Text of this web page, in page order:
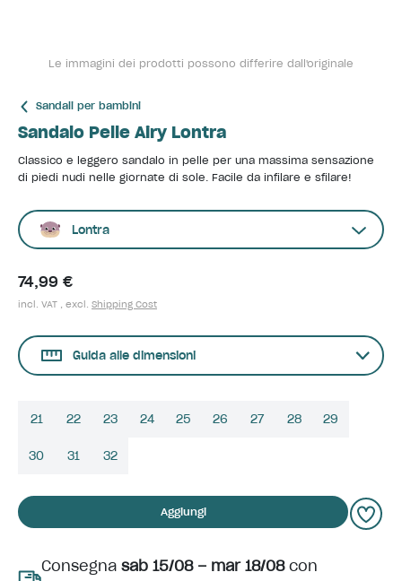
Le immagini dei prodotti possono differire dall'originale
Sandali per bambini
Sandalo Pelle Airy Lontra
Classico e leggero sandalo in pelle per una massima sensazione
di piedi nudi nelle giornate di sole. Facile da infilare e sfilare!
Lontra
74,99 €
incl. VAT , excl. Shipping Cost
Guida alle dimensioni
21 22 23 24 25 26 27 28 29
30 31 32
Aggiungi
Consegna sab 15/08 – mar 18/08con